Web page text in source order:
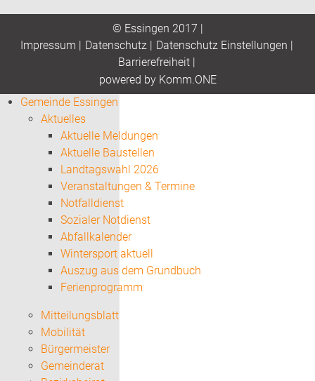
© Essingen 2017 |
Impressum | Datenschutz| Datenschutz Einstellungen |
Barrierefreiheit|
powered by Komm.ONE
Gemeinde Essingen
Aktuelles
Aktuelle Meldungen
Aktuelle Baustellen
Landtagswahl 2026
Veranstaltungen & Termine
Notfalldienst
Sozialer Notdienst
Abfallkalender
Wintersport aktuell
Auszug aus dem Grundbuch
Ferienprogramm
Mitteilungsblatt
Mobilität
Bürgermeister
Gemeinderat